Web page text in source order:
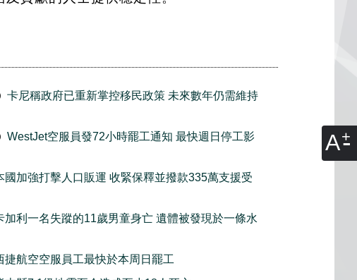
A
卡尼稱政府已重新掌控移民政策 未來數年仍需維持
WestJet空服員發72小時罷工通知 最快週日停工影
國加強打擊人口販運 收緊保釋並撥款335萬支援受
加利一名失蹤的11歲男童身亡 遺體被發現於一條水
捷航空空服員工最快於本周日罷工